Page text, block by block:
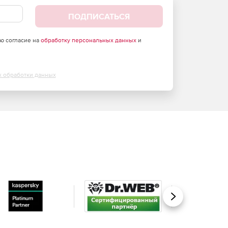
ПОДПИСАТЬСЯ
согласие на обработку персональных данныхи
обработки данных
Вперед